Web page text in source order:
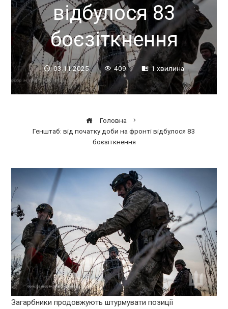
відбулося 83
боєзіткнення
03.11.2025 409 1 хвилина
Головна
Генштаб: від початку доби на фронті відбулося 83
боєзіткнення
Загарбники продовжують штурмувати позиції